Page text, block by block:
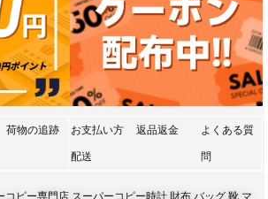
荷物の追跡 お支払い方
配送
返品返金 よくある質
問
ピー専門店,スーパーコピー時計,財布,バッグ,靴,マ